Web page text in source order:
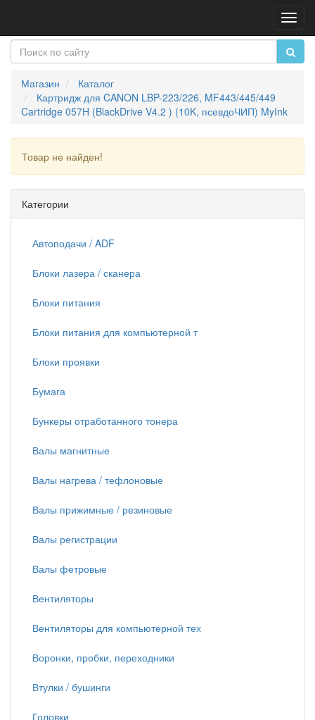
Магазин
Каталог
Картридж для CANON LBP-223/226, MF443/445/449
Cartridge 057H (BlackDrive V4.2 ) (10K, псевдоЧИП) MyInk
Товар не найден!
Категории
Автоподачи / ADF
Блоки лазера / сканера
Блоки питания
Блоки питания для компьютерной т
Блоки проявки
Бумага
Бункеры отработанного тонера
Валы магнитные
Валы нагрева / тефлоновые
Валы прижимные / резиновые
Валы регистрации
Валы фетровые
Вентиляторы
Вентиляторы для компьютерной тех
Воронки, пробки, переходники
Втулки / бушинги
Головки